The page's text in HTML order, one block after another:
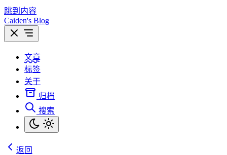
跳到内容
Caiden's Blog
文章
标签
关于
归档
搜索
返回